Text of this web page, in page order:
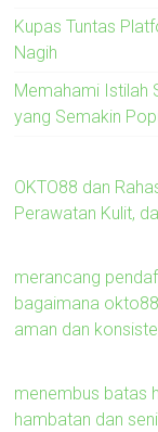
Kupas Tuntas
Nagih
Memahami Istilah
yang Semakin
OKTO88 dan
Perawatan Kulit,
merancang
bagaimana
aman dan
menembus batas
hambatan dan